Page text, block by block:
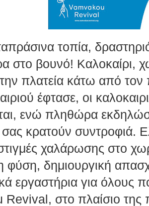
τοπία,
στο βουνό! Καλοκαίρι,
πλατεία κάτω από
έφτασε, οι
ενώ πληθώρα
κρατούν συντροφιά.
χαλάρωσης στο
φύση, δημιουργική
εργαστήρια για όλους
Revival, στο πλαίσιο